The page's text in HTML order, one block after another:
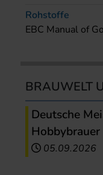
Rohstoffe
EBC Manual of
BRAUWELT
Deutsche
Hobbybrauer
05.09.2026